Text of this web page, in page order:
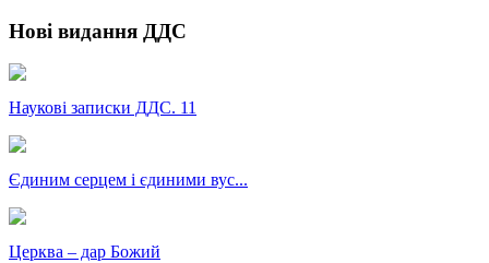
Нові видання ДДС
Наукові записки ДДС. 11
Єдиним серцем і єдиними вус...
Церква – дар Божий